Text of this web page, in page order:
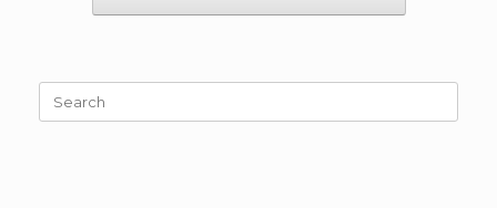
for: